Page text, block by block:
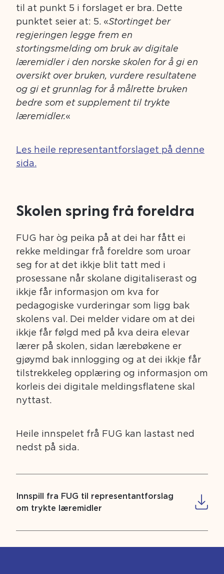
til at punkt 5 i forslaget er bra. Dette
punktet seier at: 5. «Stortinget ber
regjeringen legge frem en
stortingsmelding om bruk av digitale
læremidler i den norske skolen for å gi en
oversikt over bruken, vurdere resultatene
og gi et grunnlag for å målrette bruken
bedre som et supplement til trykte
læremidler.«
Les heile representantforslaget på denne
sida.
Skolen spring frå foreldra
FUG har òg peika på at dei har fått ei
rekke meldingar frå foreldre som uroar
seg for at det ikkje blit tatt med i
prosessane når skolane digitaliserast og
ikkje får informasjon om kva for
pedagogiske vurderingar som ligg bak
skolens val. Dei melder vidare om at dei
ikkje får følgd med på kva deira elevar
lærer på skolen, sidan lærebøkene er
gjøymd bak innlogging og at dei ikkje får
tilstrekkeleg opplæring og informasjon om
korleis dei digitale meldingsflatene skal
nyttast.
Heile innspelet frå FUG kan lastast ned
nedst på sida.
Innspill fra FUG til representantforslag
om trykte læremidler